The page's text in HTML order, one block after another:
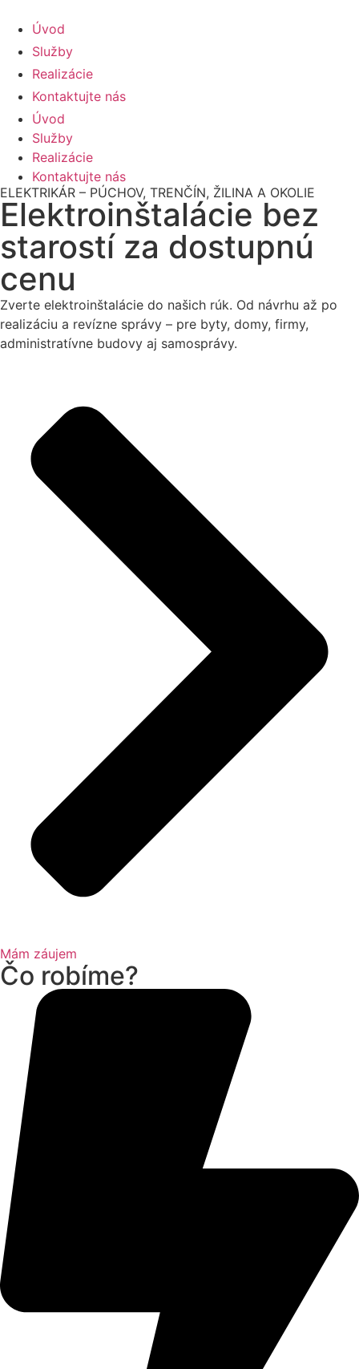
Úvod
Služby
Realizácie
Kontaktujte nás
Úvod
Služby
Realizácie
Kontaktujte nás
ELEKTRIKÁR – PÚCHOV, TRENČÍN, ŽILINA A OKOLIE
Elektroinštalácie bez
starostí za dostupnú
cenu
Zverte elektroinštalácie do našich rúk. Od návrhu až po
realizáciu a revízne správy – pre byty, domy, firmy,
administratívne budovy aj samosprávy.
Mám záujem
Čo robíme?